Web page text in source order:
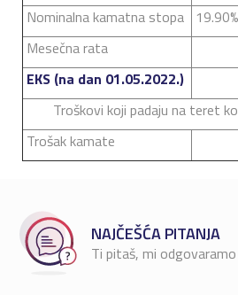
Nominalna kamatna stopa
Mesečna rata
EKS (na dan 01.05.2022.)
Troškovi koji padaju na teret
Trošak kamate
NAJČEŠĆA PITANJA
Ti pitaš, mi odgovaramo